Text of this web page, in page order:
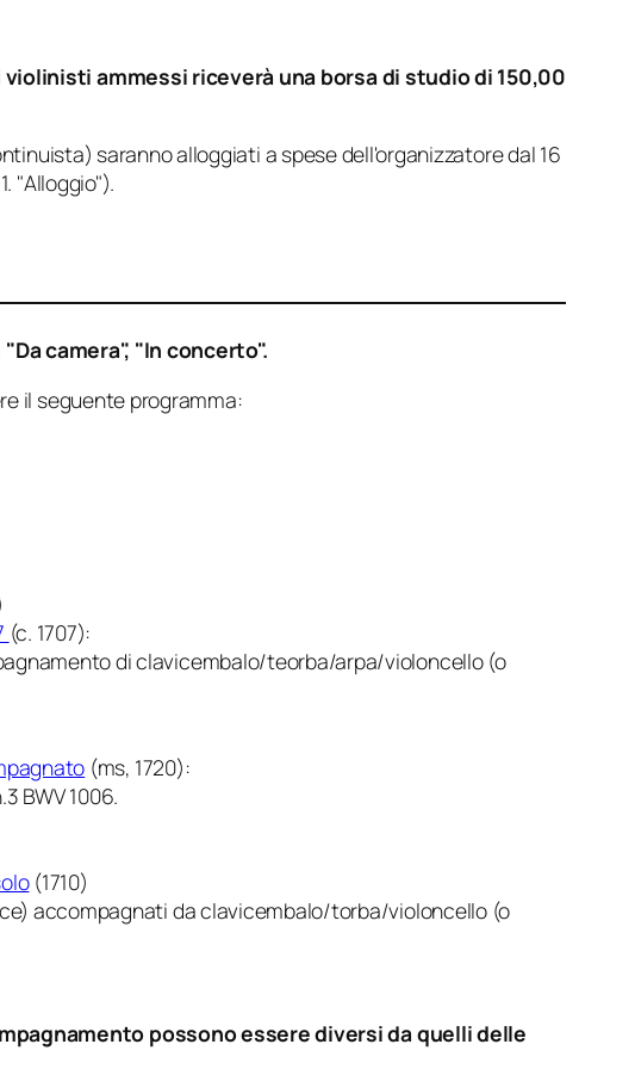
ammessi riceverà una borsa di studio di 150,00
saranno alloggiati a spese dell'organizzatore dal 16
"Alloggio").
"Da camera", "In concerto".
il seguente programma:
(c. 1707):
di clavicembalo/teorba/arpa/violoncello (o
(ms, 1720):
BWV 1006.
(1710)
accompagnati da clavicembalo/torba/violoncello (o
possono essere diversi da quelli delle